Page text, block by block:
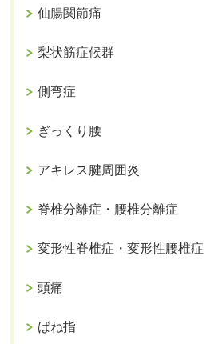
仙腸関節痛
梨状筋症候群
側弯症
ぎっくり腰
アキレス腱周囲炎
脊椎分離症・腰椎分離症
変形性脊椎症・変形性腰椎症
頭痛
ばね指